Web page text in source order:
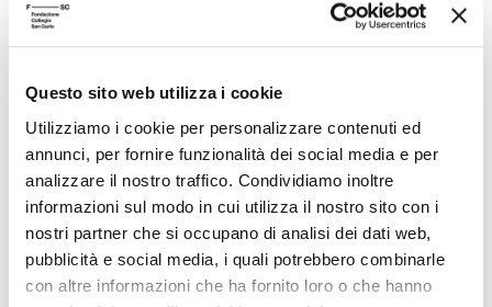
Questo sito web utilizza i cookie
Utilizziamo i cookie per personalizzare contenuti ed
annunci, per fornire funzionalità dei social media e per
analizzare il nostro traffico. Condividiamo inoltre
informazioni sul modo in cui utilizza il nostro sito con i
nostri partner che si occupano di analisi dei dati web,
pubblicità e social media, i quali potrebbero combinarle
con altre informazioni che ha fornito loro o che hanno
Nervo&Tes Like a bag
21/09/2008
Marco Scozzaro Io mi annoio
Mostra fotografica e Videoinstallazione
Festival Filosofia